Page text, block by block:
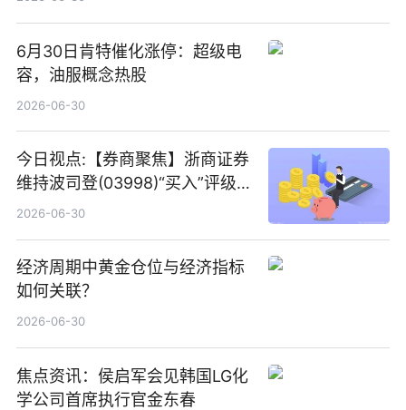
6月30日肯特催化涨停：超级电
容，油服概念热股
2026-06-30
今日视点:【券商聚焦】浙商证券
维持波司登(03998)“买入”评级
指其业绩高质量稳增长
2026-06-30
经济周期中黄金仓位与经济指标
如何关联？
2026-06-30
焦点资讯：侯启军会见韩国LG化
学公司首席执行官金东春